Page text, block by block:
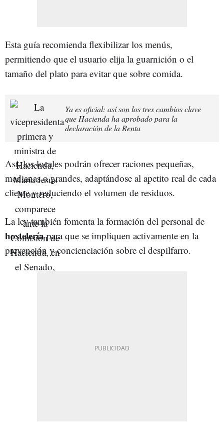
Esta guía recomienda flexibilizar los menús,
permitiendo que el usuario elija la guarnición o el
tamaño del plato para evitar que sobre comida.
Ya es oficial: así son los tres cambios clave
que Hacienda ha aprobado para la
declaración de la Renta
Así, los locales podrán ofrecer raciones pequeñas,
medianas o grandes, adaptándose al apetito real de cada
cliente y reduciendo el volumen de residuos.
La ley también fomenta la formación del personal de
hosteleríapara que se impliquen activamente en la
prevención y concienciación sobre el despilfarro.